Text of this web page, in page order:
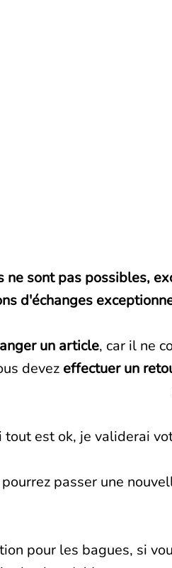
ne sont pas possibles,
d'échanges
un article, car il ne
devez effectuer un
tout est ok, je validerai
passer une
pour les bagues, si